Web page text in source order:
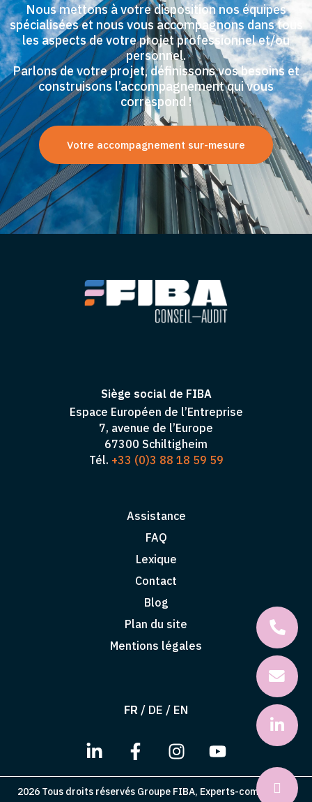
Nous mettons à votre disposition nos équipes
spécialisées et nous vous accompagnons dans tous
les aspects de votre projet professionnel et/ou
personnel.
Parlons de votre projet, définissons vos besoins et
construisons l’accompagnement qui vous
correspond !
Votre accompagnement sur-mesure
Siège social de FIBA
Espace Européen de l’Entreprise
7, avenue de l’Europe
67300 Schiltigheim
Tél. +33 (0)3 88 18 59 59
Assistance
FAQ
Lexique
Contact
Blog
Plan du site
Mentions légales
FR / DE / EN
2026 Tous droits réservés Groupe FIBA, Experts-comptables,